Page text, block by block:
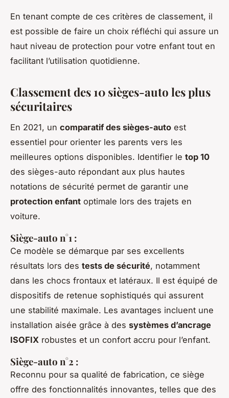
En tenant compte de ces critères de classement, il
est possible de faire un choix réfléchi qui assure un
haut niveau de protection pour votre enfant tout en
facilitant l’utilisation quotidienne.
Classement des 10 sièges-auto les plus
sécuritaires
En 2021, un comparatif des sièges-auto est
essentiel pour orienter les parents vers les
meilleures options disponibles. Identifier le top 10
des sièges-auto répondant aux plus hautes
notations de sécurité permet de garantir une
protection enfant optimale lors des trajets en
voiture.
Siège-auto n°1 :
Ce modèle se démarque par ses excellents
résultats lors des tests de sécurité, notamment
dans les chocs frontaux et latéraux. Il est équipé de
dispositifs de retenue sophistiqués qui assurent
une stabilité maximale. Les avantages incluent une
installation aisée grâce à des systèmes d’ancrage
ISOFIX robustes et un confort accru pour l’enfant.
Siège-auto n°2 :
Reconnu pour sa qualité de fabrication, ce siège
offre des fonctionnalités innovantes, telles que des